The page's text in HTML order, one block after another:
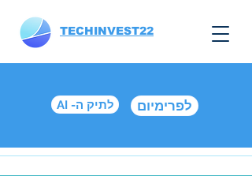
TECHINVEST22
AI -לתיק ה לפרימיום